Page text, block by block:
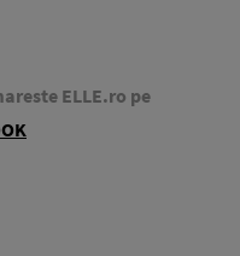
ELLE.ro pe